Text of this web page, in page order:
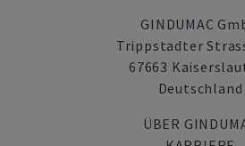
GINDUMAC
Trippstadter
67663
Deutschland
ÜBER